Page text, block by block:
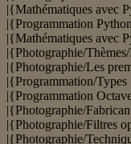
|{Mathématiques avec
|{Programmation
|{Mathématiques avec
|{Photographie/
|{Photographie/Les
|{Programmation/Types
|{Programmation
|{Photographie/
|{Photographie/Filtres
|{Photographie/